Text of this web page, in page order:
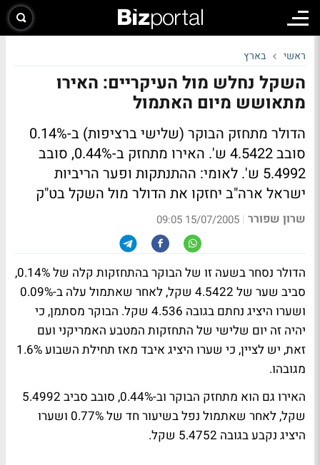
ראשי בארץ
השקל נחלש מול העיקריים: האירו
מתאושש מיום האתמול
הדולר מתחזק הבוקר (שלישי ברציפות) ב-0.14%
סובב 4.5422 ש'. האירו מתחזק ב-0.44%, סובב
5.4992 ש'. לאומי: ההתנתקות ופער הריביות
ישראל ארה"ב יחזקו את הדולר מול השקל בט"ק
שרון שפורר |
15/07/2005 09:05
הדולר נסחר בשעה זו של הבוקר בהתחזקות קלה של 0.14%,
סביב שער של 4.5422 שקל, לאחר שאתמול עלה ב-0.09%
ושערו היציג נחתם בגובה 4.536 שקל. הבוקר מסתמן, כי
יהיה זה יום שלישי של התחזקות המטבע האמריקני ועם
זאת, יש לציין, כי שערו היציג איבד מאז תחילת השבוע 1.6%
מגובהו.
האירו גם הוא מתחזק הבוקר וב-0.44%, סובב סביב 5.4992
שקל, לאחר שאתמול נפל בשיעור חד של 0.77% ושערו
היציג נקבע בגובה 5.4752 שקל.